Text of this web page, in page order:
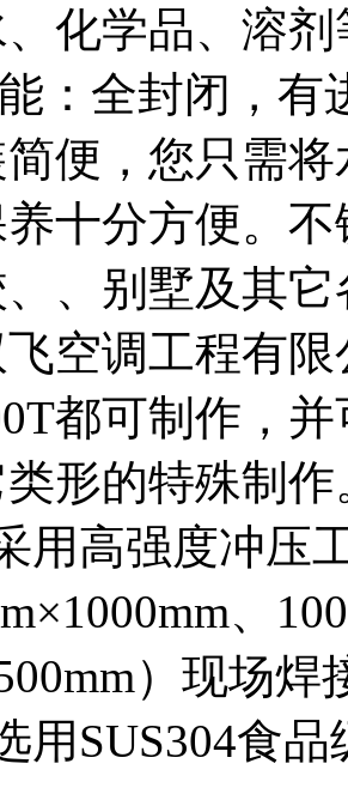
化学品、溶剂
：全封闭，有
便，您只需
十分方便。
、别墅及其
空调工程有
都可制作，
形的特殊制作
用高强度冲压
、
）现场焊
用SUS304食